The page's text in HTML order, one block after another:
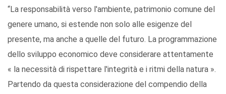
“La responsabilità verso l'ambiente, patrimonio comune del
genere umano, si estende non solo alle esigenze del
presente, ma anche a quelle del futuro. La programmazione
dello sviluppo economico deve considerare attentamente
« la necessità di rispettare l'integrità e i ritmi della natura ».
Partendo da questa considerazione del compendio della